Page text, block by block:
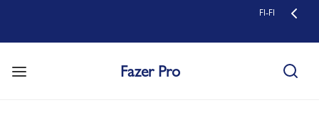
FI-FI
Fazer Pro